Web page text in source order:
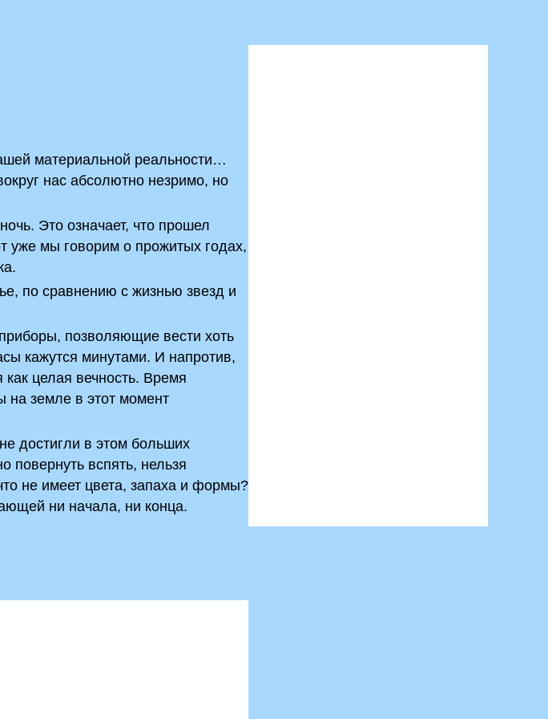
материальной реальности…
нас абсолютно незримо, но
Это означает, что прошел
уже мы говорим о прожитых годах,
по сравнению с жизнью звезд и
позволяющие вести хоть
кажутся минутами. И напротив,
целая вечность. Время
на земле в этот момент
достигли в этом больших
повернуть вспять, нельзя
не имеет цвета, запаха и формы?
ни начала, ни конца.